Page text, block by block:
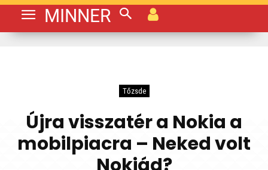
MINNER
Tőzsde
Újra visszatér a Nokia a
mobilpiacra – Neked volt